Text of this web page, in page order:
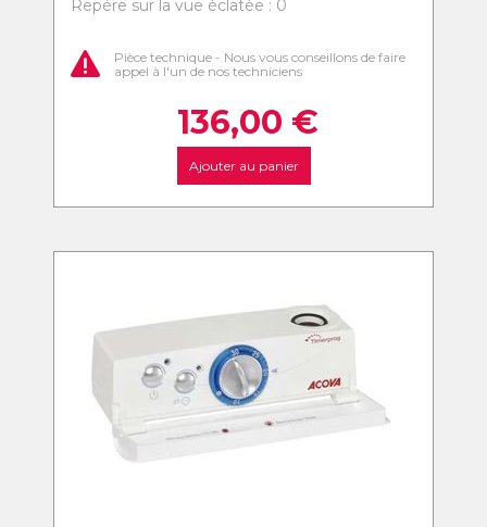
Repère sur la vue éclatée : 0
Pièce technique - Nous vous conseillons de faire
appel à l'un de nos techniciens
136,00 €
Ajouter au panier